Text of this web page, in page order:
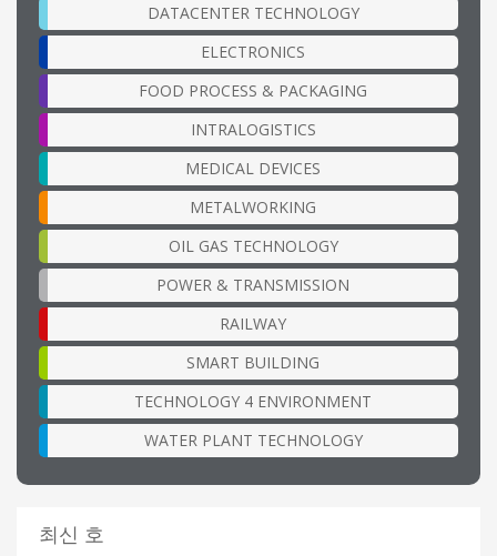
DATACENTER TECHNOLOGY
ELECTRONICS
FOOD PROCESS & PACKAGING
INTRALOGISTICS
MEDICAL DEVICES
METALWORKING
OIL GAS TECHNOLOGY
POWER & TRANSMISSION
RAILWAY
SMART BUILDING
TECHNOLOGY 4 ENVIRONMENT
WATER PLANT TECHNOLOGY
최신 호